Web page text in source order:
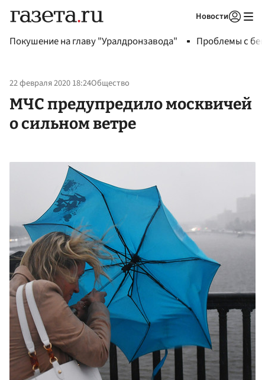
Новости
Покушение на главу "Уралдронзавода" Проблемы с
22 февраля 2020 18:24Общество
МЧС предупредило москвичей
о сильном ветре